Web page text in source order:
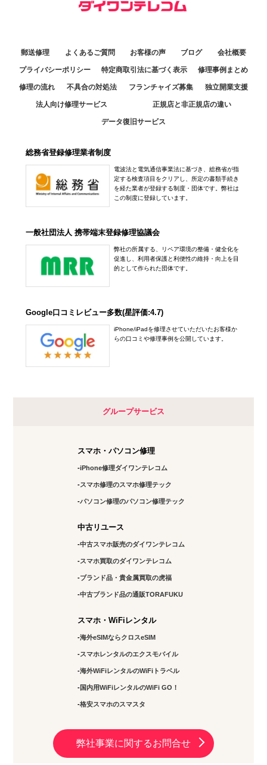
郵送修理 よくあるご質問 お客様の声 ブログ 会社概要
プライバシーポリシー 特定商取引法に基づく表示 修理事例まとめ
修理の流れ 不具合の対処法 フランチャイズ募集 独立開業支援
法人向け修理サービス 正規店と非正規店の違い
データ復旧サービス
総務省登録修理業者制度
電波法と電気通信事業法に基づき、総務省が指
定する検査項目をクリアし、所定の書類手続き
を経た業者が登録する制度・団体です。弊社は
この制度に登録しています。
一般社団法人 携帯端末登録修理協議会
弊社の所属する、リペア環境の整備・健全化を
促進し、利用者保護と利便性の維持・向上を目
的として作られた団体です。
Google口コミレビュー多数(星評価:4.7)
iPhone/iPadを修理させていただいたお客様か
らの口コミや修理事例を公開しています。
グループサービス
スマホ・パソコン修理
iPhone修理ダイワンテレコム
スマホ修理のスマホ修理テック
パソコン修理のパソコン修理テック
中古リユース
中古スマホ販売のダイワンテレコム
スマホ買取のダイワンテレコム
ブランド品・貴金属買取の虎福
中古ブランド品の通販TORAFUKU
スマホ・WiFiレンタル
海外eSIMならクロスeSIM
スマホレンタルのエクスモバイル
海外WiFiレンタルのWiFiトラベル
国内用WiFiレンタルのWiFi GO！
格安スマホのスマスタ
弊社事業に関するお問合せ